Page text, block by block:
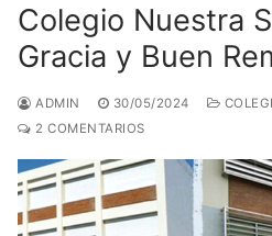
Colegio Nuestra
Gracia y Buen
ADMIN 30/05/2024
2 COMENTARIOS